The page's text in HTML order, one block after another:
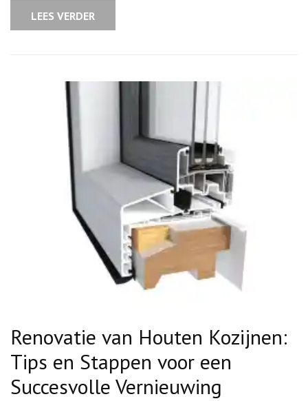
LEES VERDER
Renovatie van Houten Kozijnen:
Tips en Stappen voor een
Succesvolle Vernieuwing